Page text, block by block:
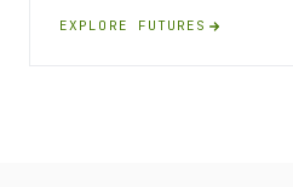
EXPLORE FUTURES